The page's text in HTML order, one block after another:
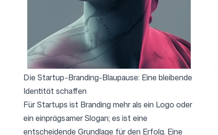
Support
Kostenlose Tools
Die Startup-Branding-Blaupause: Eine bleibende
Identität schaffen
Für Startups ist Branding mehr als ein Logo oder
ein einprägsamer Slogan; es ist eine
entscheidende Grundlage für den Erfolg. Eine